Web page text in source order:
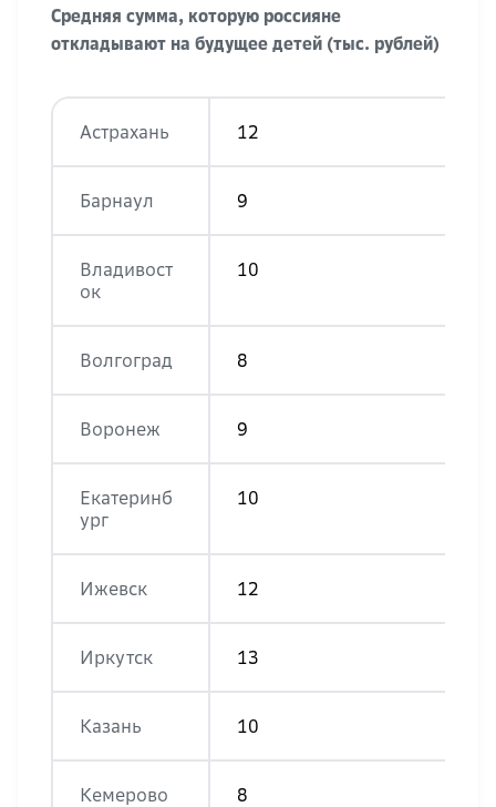
Средняя сумма, которую россияне
откладывают на будущее детей (тыс. рублей)
Астрахань 12
Барнаул 9
Владивост
ок
10
Волгоград 8
Воронеж 9
Екатеринб
ург
10
Ижевск 12
Иркутск 13
Казань 10
Кемерово 8